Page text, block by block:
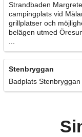
Strandbaden
campingplats vid
grillplatser och
belägen utmed
...
Stenbryggan
Badplats